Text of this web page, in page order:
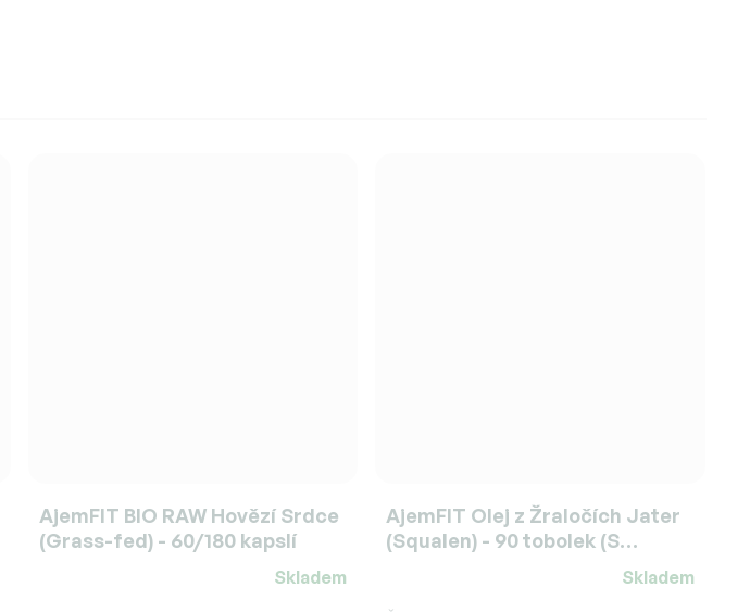
AjemFIT BIO RAW Hovězí Srdce
(Grass-fed) - 60/180 kapslí
Skladem
AjemFIT Olej z Žraločích Jater
(Squalen) - 90 tobolek (S
Skladem